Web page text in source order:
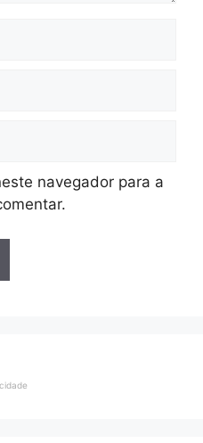
navegador para a